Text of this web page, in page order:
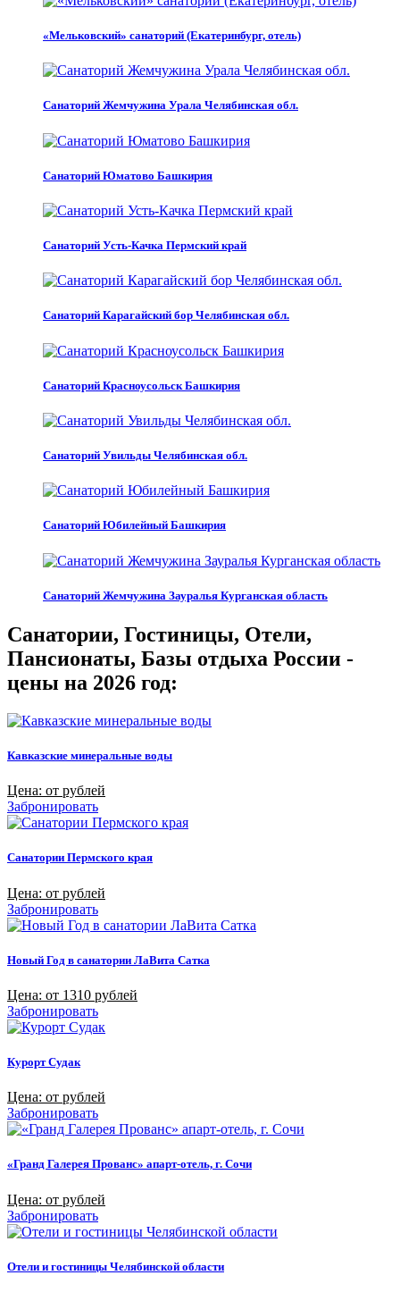
«Мельковский» санаторий (Екатеринбург, отель)
Санаторий Жемчужина Урала Челябинская обл.
Санаторий Юматово Башкирия
Санаторий Усть-Качка Пермский край
Санаторий Карагайский бор Челябинская обл.
Санаторий Красноусольск Башкирия
Санаторий Увильды Челябинская обл.
Санаторий Юбилейный Башкирия
Санаторий Жемчужина Зауралья Курганская область
Санатории, Гостиницы, Отели,
Пансионаты, Базы отдыха России -
цены на 2026 год:
Кавказские минеральные воды
Цена: от рублей
Забронировать
Санатории Пермского края
Цена: от рублей
Забронировать
Новый Год в санатории ЛаВита Сатка
Цена: от 1310 рублей
Забронировать
Курорт Судак
Цена: от рублей
Забронировать
«Гранд Галерея Прованс» апарт-отель, г. Сочи
Цена: от рублей
Забронировать
Отели и гостиницы Челябинской области